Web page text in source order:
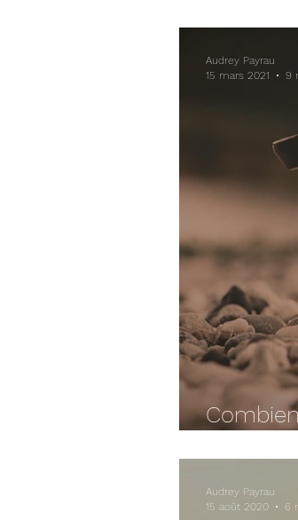
Audrey Payrau
15 mars 2021
9
Audrey Payrau
15 août 2020
6